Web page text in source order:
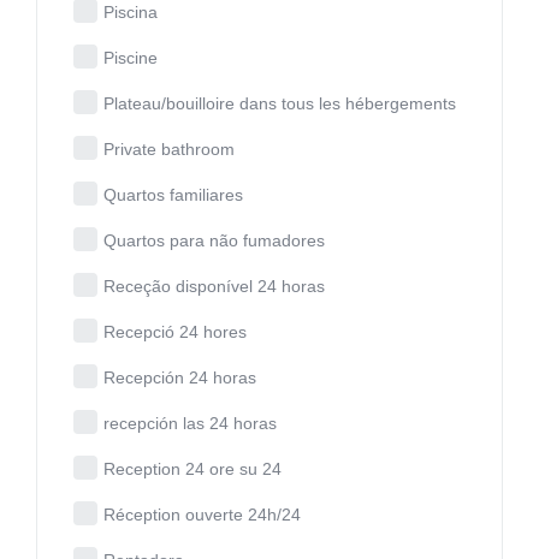
Piscina
Piscine
Plateau/bouilloire dans tous les hébergements
Private bathroom
Quartos familiares
Quartos para não fumadores
Receção disponível 24 horas
Recepció 24 hores
Recepción 24 horas
recepción las 24 horas
Reception 24 ore su 24
Réception ouverte 24h/24